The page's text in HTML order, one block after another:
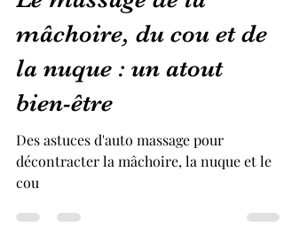
Vetham soins énergétiques
4 nov. 2024
3 min de lecture
Le massage de la
mâchoire, du cou et de
la nuque : un atout
bien-être